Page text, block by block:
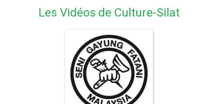
Les Vidéos de Culture-Silat